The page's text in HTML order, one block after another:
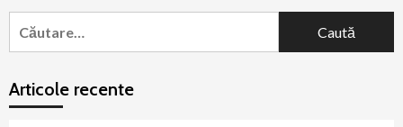
după:
Articole recente